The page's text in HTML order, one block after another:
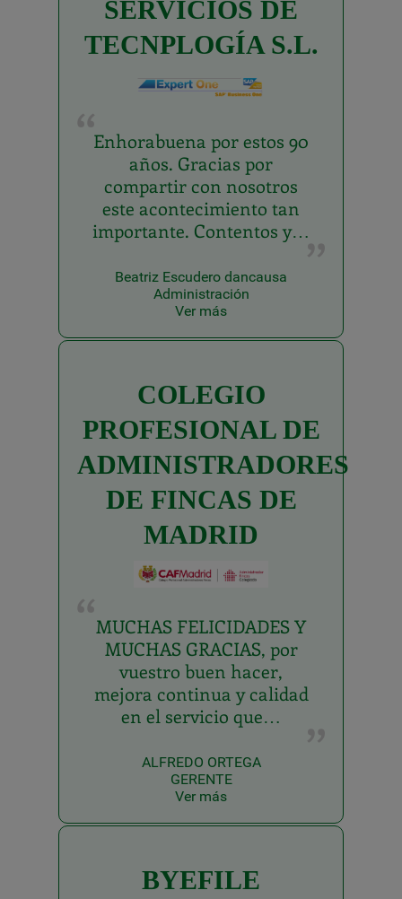
SERVICIOS DE
TECNPLOGÍA S.L.
Enhorabuena por estos 90
años. Gracias por
compartir con nosotros
este acontecimiento tan
importante. Contentos y…
Beatriz Escudero dancausa
Administración
Ver más
COLEGIO
PROFESIONAL DE
ADMINISTRADORES
DE FINCAS DE
MADRID
MUCHAS FELICIDADES Y
MUCHAS GRACIAS, por
vuestro buen hacer,
mejora continua y calidad
en el servicio que…
ALFREDO ORTEGA
GERENTE
Ver más
BYEFILE